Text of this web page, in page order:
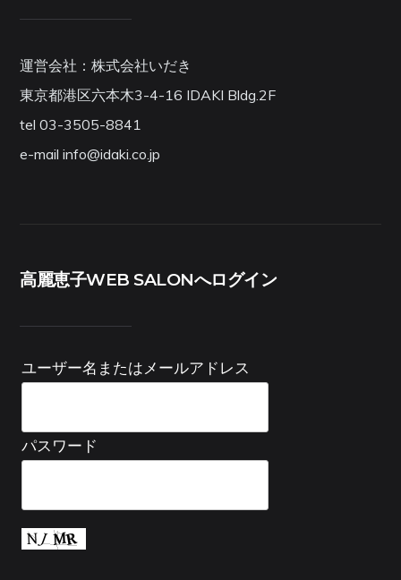
運営会社：株式会社いだき
東京都港区六本木3-4-16 IDAKI Bldg.2F
tel 03-3505-8841
e-mail info@idaki.co.jp
高麗恵子WEB SALONへログイン
ユーザー名またはメールアドレス
パスワード